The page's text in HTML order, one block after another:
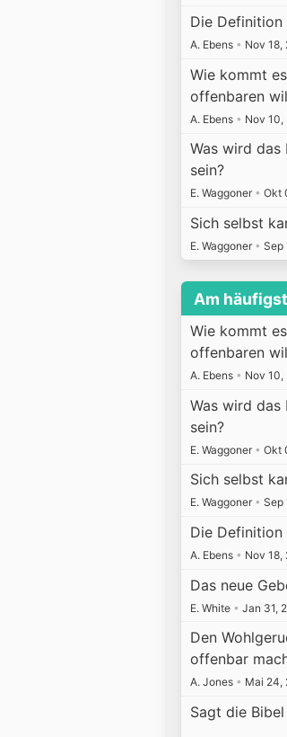
Die Definition
A. Ebens • Nov 18,
Wie kommt
offenbaren
A. Ebens • Nov 10,
Was wird das
sein?
E. Waggoner • Okt
Sich selbst
E. Waggoner • Sep
Am
Wie kommt
offenbaren
A. Ebens • Nov 10,
Was wird das
sein?
E. Waggoner • Okt
Sich selbst
E. Waggoner • Sep
Die Definition
A. Ebens • Nov 18,
Das neue
E. White • Jan 31,
Den
offenbar
A. Jones • Mai 24,
Sagt die
...